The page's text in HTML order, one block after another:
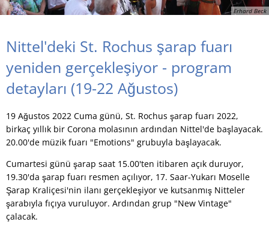
Erhard Beck
Nittel'deki St. Rochus şarap fuarı
yeniden gerçekleşiyor - program
detayları (19-22 Ağustos)
19 Ağustos 2022 Cuma günü, St. Rochus şarap fuarı 2022,
birkaç yıllık bir Corona molasının ardından Nittel'de başlayacak.
20.00'de müzik fuarı "Emotions" grubuyla başlayacak.
Cumartesi günü şarap saat 15.00'ten itibaren açık duruyor,
19.30'da şarap fuarı resmen açılıyor, 17. Saar-Yukarı Moselle
Şarap Kraliçesi'nin ilanı gerçekleşiyor ve kutsanmış Nitteler
şarabıyla fıçıya vuruluyor. Ardından grup "New Vintage"
çalacak.